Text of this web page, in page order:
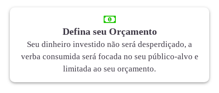
Defina seu Orçamento
Seu dinheiro investido não será desperdiçado, a
verba consumida será focada no seu público-alvo e
limitada ao seu orçamento.